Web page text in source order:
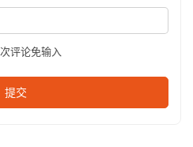
评论免输入
提交